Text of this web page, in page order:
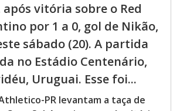
vitória sobre o Red
por 1 a 0, gol de Nikão,
sábado (20). A partida
no Estádio Centenário,
Uruguai. Esse foi...
PR levantam a taça de